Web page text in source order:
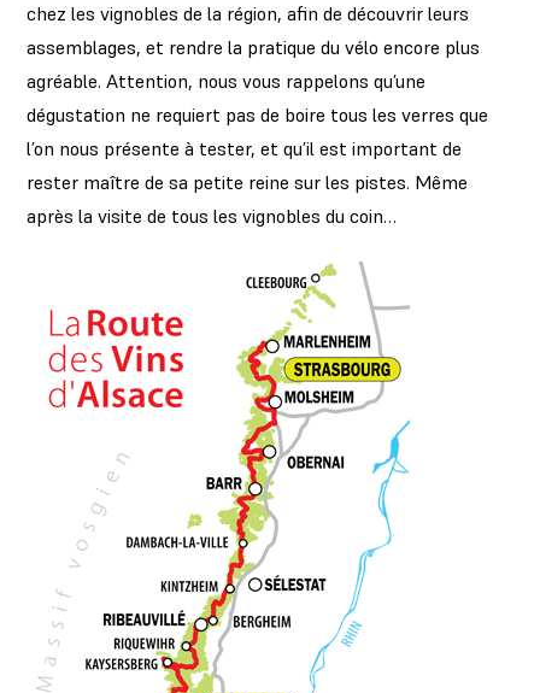
chez les vignobles de la région, afin de découvrir leurs
assemblages, et rendre la pratique du vélo encore plus
agréable. Attention, nous vous rappelons qu’une
dégustation ne requiert pas de boire tous les verres que
l’on nous présente à tester, et qu’il est important de
rester maître de sa petite reine sur les pistes. Même
après la visite de tous les vignobles du coin…